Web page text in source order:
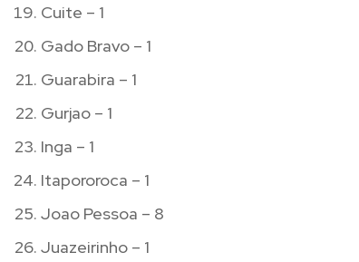
Cuite – 1
Gado Bravo – 1
Guarabira – 1
Gurjao – 1
Inga – 1
Itapororoca – 1
Joao Pessoa – 8
Juazeirinho – 1